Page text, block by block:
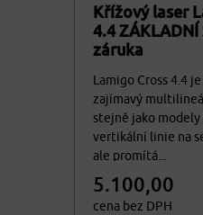
Křížový laser
4.4
záruka
Lamigo Cross 4.4
zajímavý
stejně jako modely
vertikální linie na
ale promítá...
5.100,00
cena bez DPH